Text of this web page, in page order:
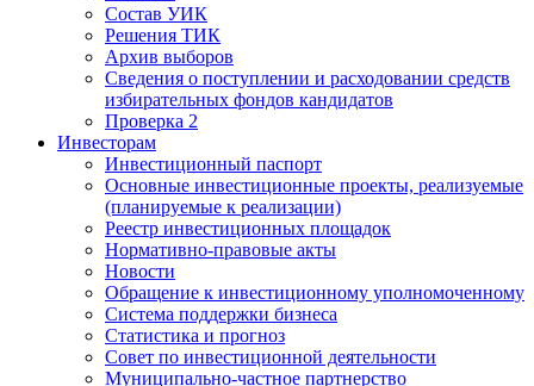
Состав УИК
Решения ТИК
Архив выборов
Сведения о поступлении и расходовании средств
избирательных фондов кандидатов
Проверка 2
Инвесторам
Инвестиционный паспорт
Основные инвестиционные проекты, реализуемые
(планируемые к реализации)
Реестр инвестиционных площадок
Нормативно-правовые акты
Новости
Обращение к инвестиционному уполномоченному
Система поддержки бизнеса
Статистика и прогноз
Совет по инвестиционной деятельности
Муниципально-частное партнерство